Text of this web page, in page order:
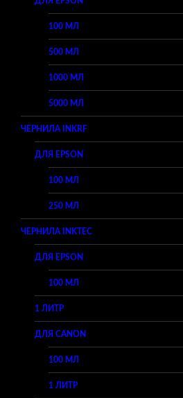
100 МЛ
500 МЛ
1000 МЛ
5000 МЛ
ЧЕРНИЛА INKRF
ДЛЯ EPSON
100 МЛ
250 МЛ
ЧЕРНИЛА INKTEC
ДЛЯ EPSON
100 МЛ
1 ЛИТР
ДЛЯ CANON
100 МЛ
1 ЛИТР